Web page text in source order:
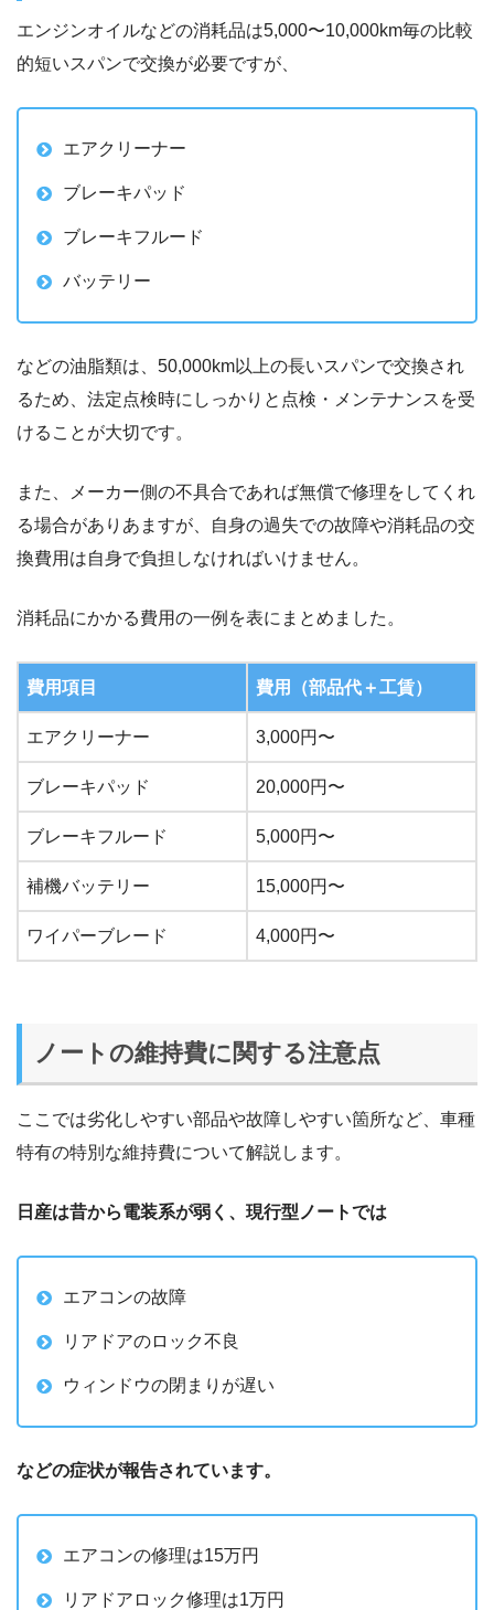
エンジンオイルなどの消耗品は5,000〜10,000km毎の比較
的短いスパンで交換が必要ですが、
エアクリーナー
ブレーキパッド
ブレーキフルード
バッテリー
などの油脂類は、50,000km以上の長いスパンで交換され
るため、法定点検時にしっかりと点検・メンテナンスを受
けることが大切です。
また、メーカー側の不具合であれば無償で修理をしてくれ
る場合がありあますが、自身の過失での故障や消耗品の交
換費用は自身で負担しなければいけません。
消耗品にかかる費用の一例を表にまとめました。
費用項目 費用（部品代＋工賃）
エアクリーナー 3,000円〜
ブレーキパッド 20,000円〜
ブレーキフルード 5,000円〜
補機バッテリー 15,000円〜
ワイパーブレード 4,000円〜
ノートの維持費に関する注意点
ここでは劣化しやすい部品や故障しやすい箇所など、車種
特有の特別な維持費について解説します。
日産は昔から電装系が弱く、現行型ノートでは
エアコンの故障
リアドアのロック不良
ウィンドウの閉まりが遅い
などの症状が報告されています。
エアコンの修理は15万円
リアドアロック修理は1万円